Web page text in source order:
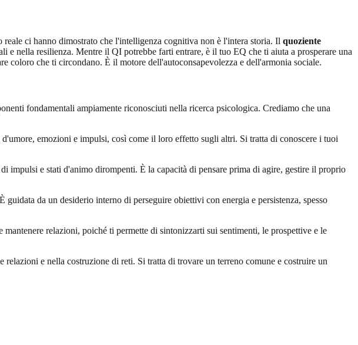
ci hanno dimostrato che l'intelligenza cognitiva non è l'intera storia. Il quoziente
nella resilienza. Mentre il QI potrebbe farti entrare, è il tuo EQ che ti aiuta a prosperare una
coloro che ti circondano. È il motore dell'autoconsapevolezza e dell'armonia sociale.
fondamentali ampiamente riconosciuti nella ricerca psicologica. Crediamo che una
emozioni e impulsi, così come il loro effetto sugli altri. Si tratta di conoscere i tuoi
impulsi e stati d'animo dirompenti. È la capacità di pensare prima di agire, gestire il proprio
da un desiderio interno di perseguire obiettivi con energia e persistenza, spesso
relazioni, poiché ti permette di sintonizzarti sui sentimenti, le prospettive e le
e nella costruzione di reti. Si tratta di trovare un terreno comune e costruire un